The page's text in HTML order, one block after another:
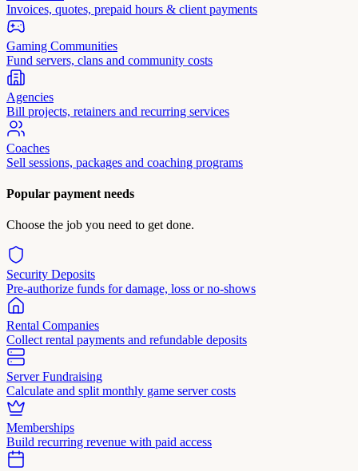
Invoices, quotes, prepaid hours & client payments
Gaming Communities
Fund servers, clans and community costs
Agencies
Bill projects, retainers and recurring services
Coaches
Sell sessions, packages and coaching programs
Popular payment needs
Choose the job you need to get done.
Security Deposits
Pre-authorize funds for damage, loss or no-shows
Rental Companies
Collect rental payments and refundable deposits
Server Fundraising
Calculate and split monthly game server costs
Memberships
Build recurring revenue with paid access